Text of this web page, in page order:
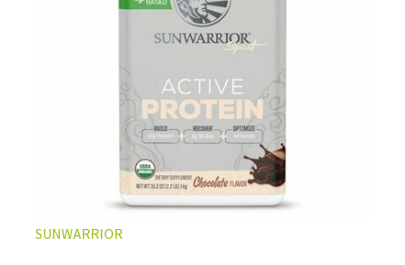
SUNWARRIOR